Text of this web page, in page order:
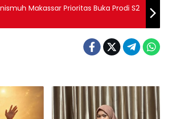
Makassar Prioritas Buka Prodi S2